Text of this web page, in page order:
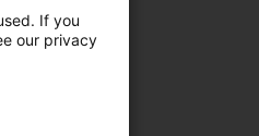
If you
our privacy